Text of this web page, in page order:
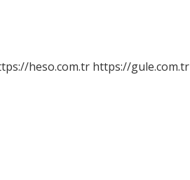
heso.com.tr https://gule.com.tr